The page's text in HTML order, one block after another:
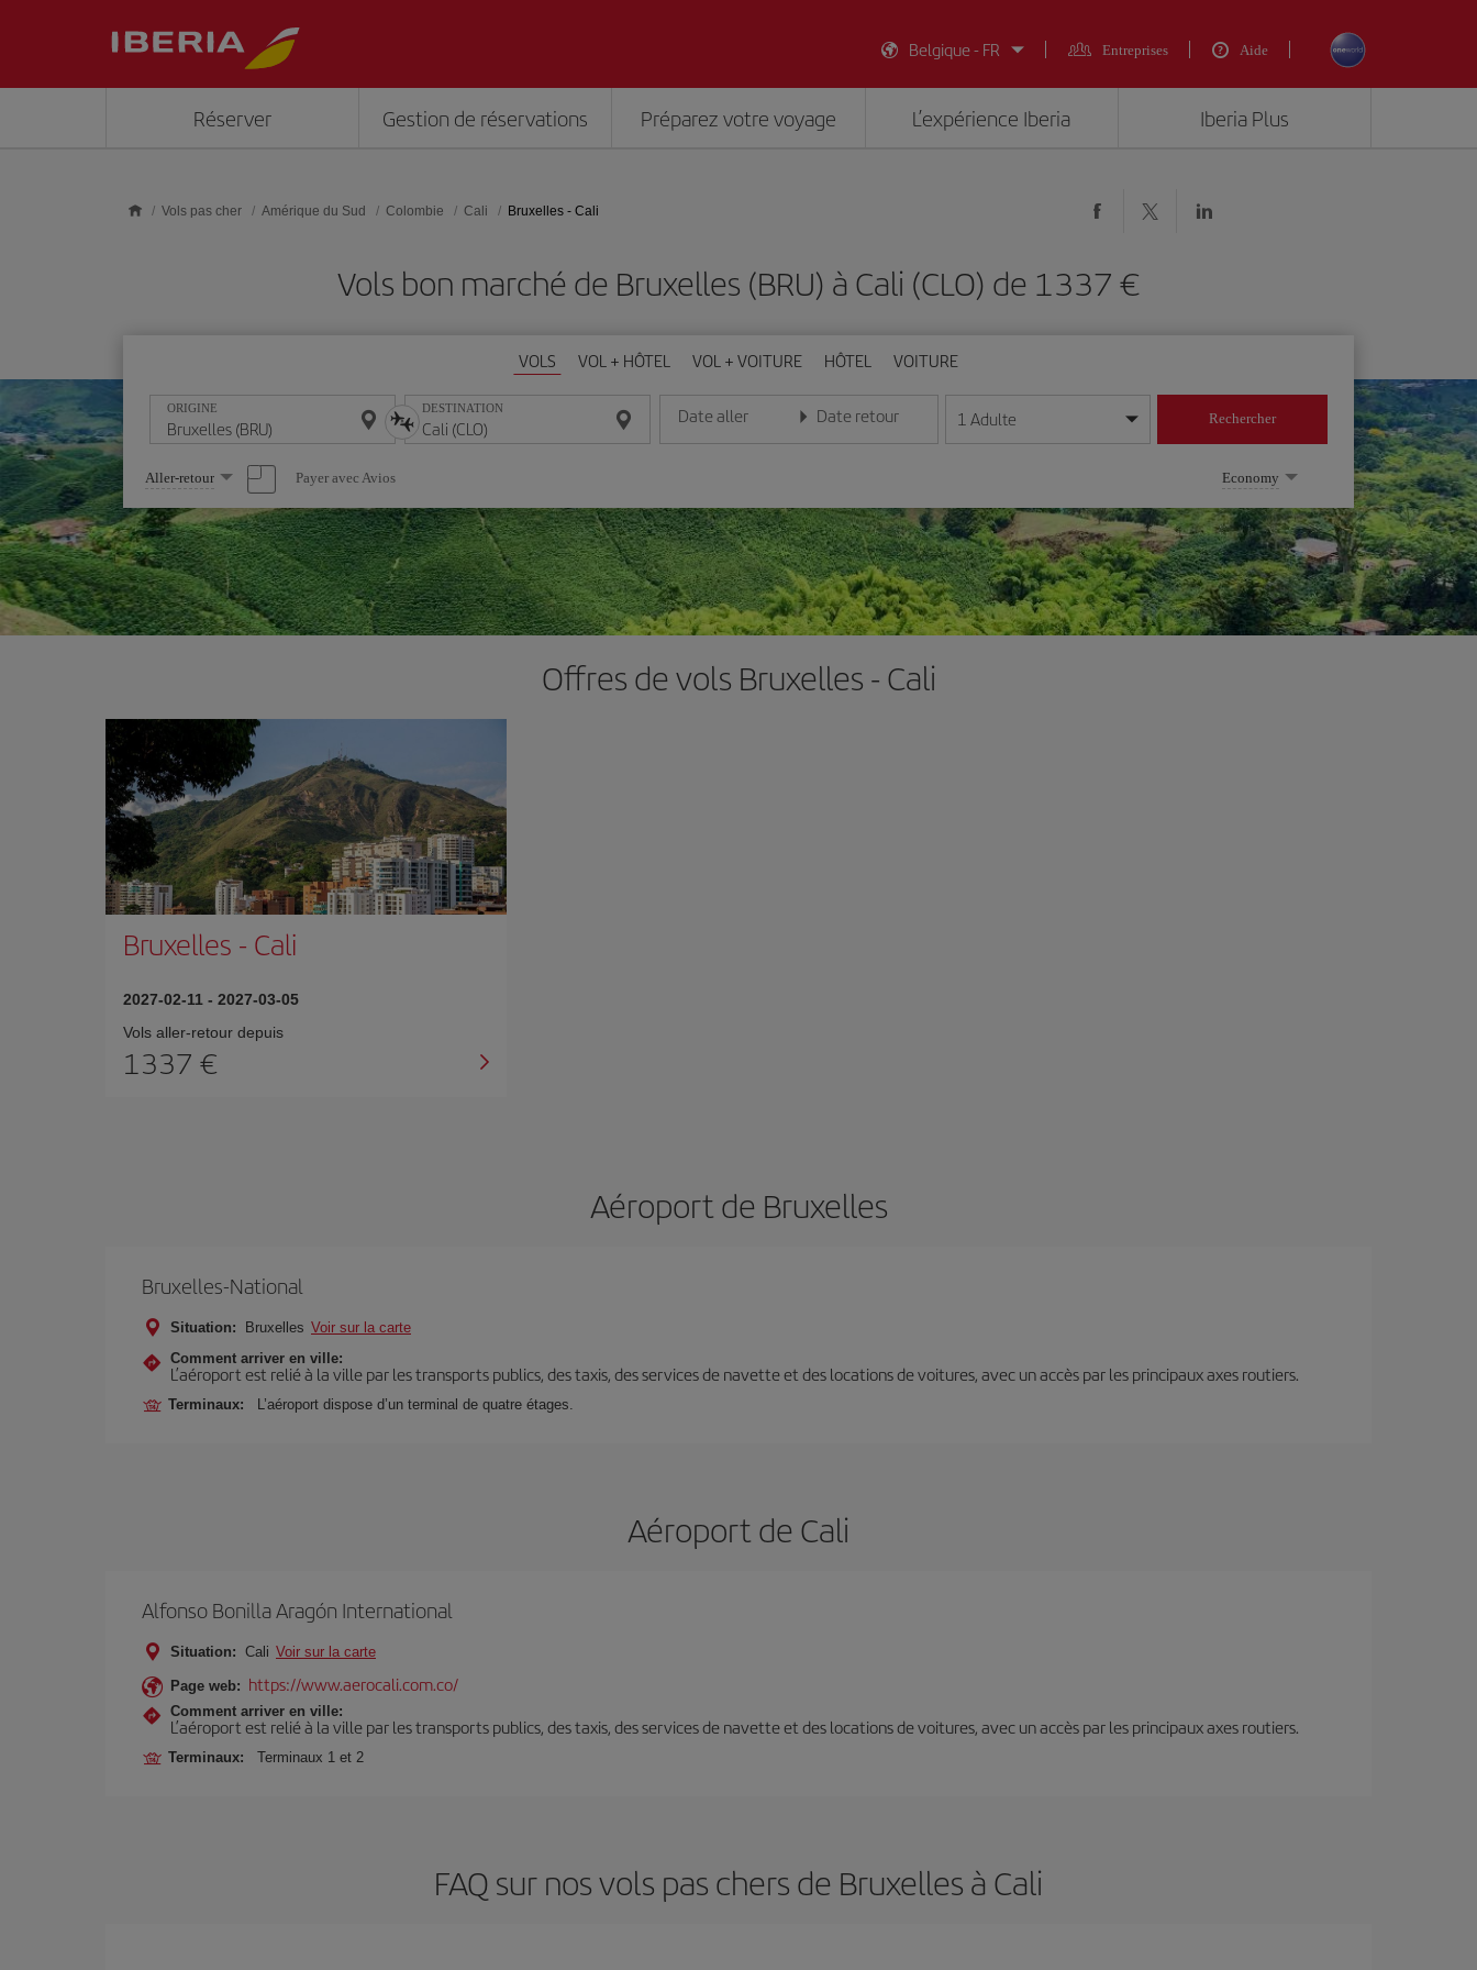
Belgique - FR
Entreprises Aide
Réserver Gestion de réservations Préparez votre voyage L’expérience Iberia Iberia Plus
Vols pas cher Amérique du Sud Colombie Cali Bruxelles - Cali
Vols bon marché de Bruxelles (BRU) à Cali (CLO) de 1337 €
VOLS VOL + HÔTEL VOL + VOITURE HÔTEL VOITURE
ORIGINE DESTINATION Date aller
Entrez la date au format jour/mois/année
Date retour
Entrez la date au format jour/mois/année
1 Adulte Rechercher
Sélectionnez
une
option
Aller-retour Payer avec Avios Economy
Offres de vols Bruxelles - Cali
Bruxelles - Cali
2027-02-11 - 2027-03-05
Vols aller-retour depuis
1337 €
Aéroport de Bruxelles
Bruxelles-National
Situation: Bruxelles Voir sur la carte
Comment arriver en ville:
L’aéroport est relié à la ville par les transports publics, des taxis, des services de navette et des locations de voitures, avec un accès par les principaux axes routiers.
Terminaux: L’aéroport dispose d’un terminal de quatre étages.
Aéroport de Cali
Alfonso Bonilla Aragón International
Situation: Cali Voir sur la carte
Page web: https://www.aerocali.com.co/
Comment arriver en ville:
L’aéroport est relié à la ville par les transports publics, des taxis, des services de navette et des locations de voitures, avec un accès par les principaux axes routiers.
Terminaux: Terminaux 1 et 2
FAQ sur nos vols pas chers de Bruxelles à Cali